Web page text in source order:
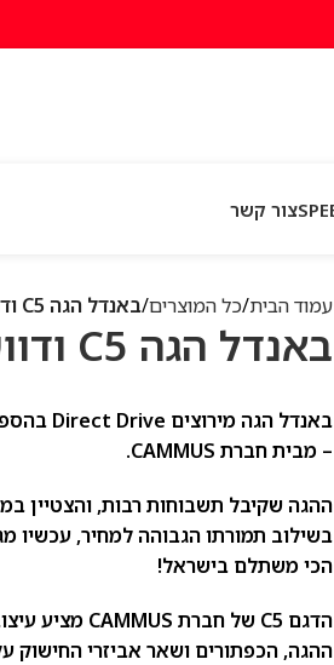
צור קשר
עמוד הבית כל המוצרים באנדל הגה C5 ודוושות LC100 מבית CAMMUS
באנדל הגה C5 ודוושות LC100 מבית CAMMUS
– מבית חברת CAMMUS.
ההגה שקיבל תשבוחות רבות, והצטיין
בשילוב תמורתו הגבוהה למחיר, עכשיו
הכי משתלם בישראל!
ההגה, הכפתורים ושאר אביזרי החישוק